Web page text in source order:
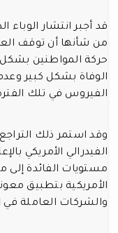
قد أجبر انتشار الوباء
من شأنها أن توقف
حركة المواطنين
الوفاة بشكل كبير
الفيروس في تلك
وقد استمر ذلك
الفيدرالي الأمريكي
مستويات الفائدة إلى
الأمريكية بتطبيق
والشركات العاملة في